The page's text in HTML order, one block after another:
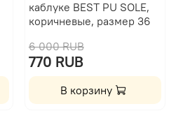
каблуке BEST PU SOLE,
коричневые, размер 36
6 000 RUB
770 RUB
В корзину